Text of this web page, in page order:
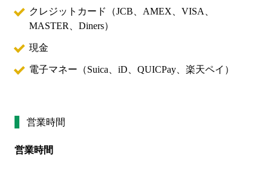
クレジットカード（JCB、AMEX、VISA、
MASTER、Diners）
現金
電子マネー（Suica、iD、QUICPay、楽天ペイ ）
営業時間
営業時間